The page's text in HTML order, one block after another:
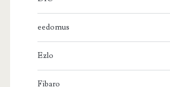
eedomus
Ezlo
Fibaro